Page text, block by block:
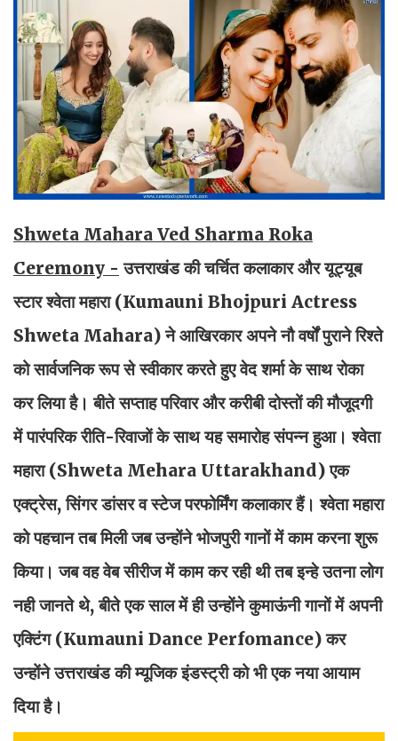
Shweta Mahara Ved Sharma Roka
Ceremony - उत्तराखंड की चर्चित कलाकार और यूट्यूब
स्टार श्वेता महारा (Kumauni Bhojpuri Actress
Shweta Mahara) ने आखिरकार अपने नौ वर्षों पुराने रिश्ते
को सार्वजनिक रूप से स्वीकार करते हुए वेद शर्मा के साथ रोका
कर लिया है। बीते सप्ताह परिवार और करीबी दोस्तों की मौजूदगी
में पारंपरिक रीति-रिवाजों के साथ यह समारोह संपन्न हुआ। श्वेता
महारा (Shweta Mehara Uttarakhand) एक
एक्ट्रेस, सिंगर डांसर व स्टेज परफोर्मिंग कलाकार हैं। श्वेता महारा
को पहचान तब मिली जब उन्होंने भोजपुरी गानों में काम करना शुरू
किया। जब वह वेब सीरीज में काम कर रही थी तब इन्हे उतना लोग
नही जानते थे, बीते एक साल में ही उन्होंने कुमाऊंनी गानों में अपनी
एक्टिंग (Kumauni Dance Perfomance) कर
उन्होंने उत्तराखंड की म्यूजिक इंडस्ट्री को भी एक नया आयाम
दिया है।